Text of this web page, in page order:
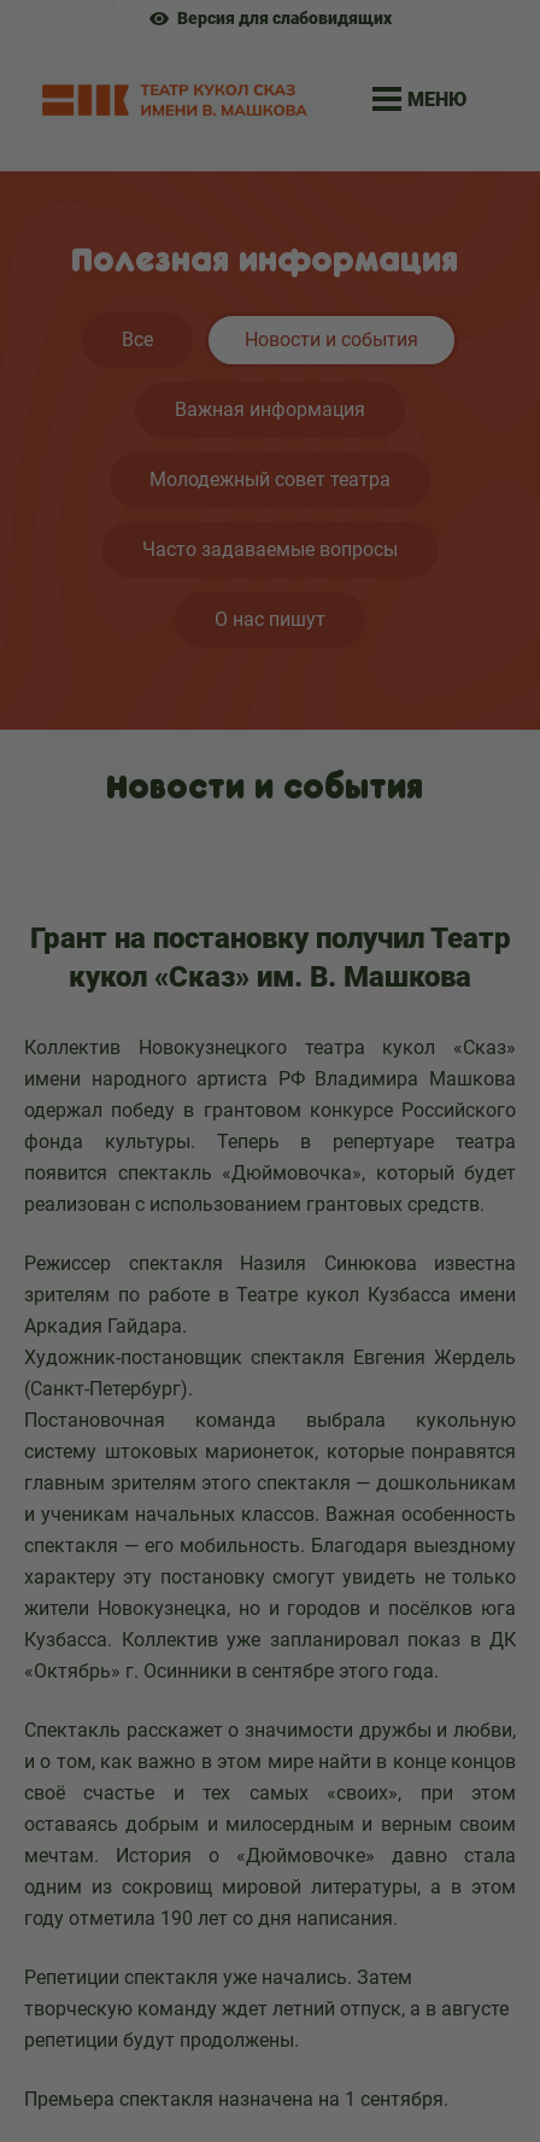
Версия для слабовидящих
МЕНЮ
Полезная информация
Все Новости и события
Важная информация
Молодежный совет театра
Часто задаваемые вопросы
О нас пишут
Новости и события
Грант на постановку получил Театр
кукол «Сказ» им. В. Машкова
Коллектив Новокузнецкого театра кукол «Сказ»
имени народного артиста РФ Владимира Машкова
одержал победу в грантовом конкурсе Российского
фонда культуры. Теперь в репертуаре театра
появится спектакль «Дюймовочка», который будет
реализован с использованием грантовых средств.
Режиссер спектакля Назиля Синюкова известна
зрителям по работе в Театре кукол Кузбасса имени
Аркадия Гайдара.
Художник-постановщик спектакля Евгения Жердель
(Санкт-Петербург).
Постановочная команда выбрала кукольную
систему штоковых марионеток, которые понравятся
главным зрителям этого спектакля — дошкольникам
и ученикам начальных классов. Важная особенность
спектакля — его мобильность. Благодаря выездному
характеру эту постановку смогут увидеть не только
жители Новокузнецка, но и городов и посёлков юга
Кузбасса. Коллектив уже запланировал показ в ДК
«Октябрь» г. Осинники в сентябре этого года.
Спектакль расскажет о значимости дружбы и любви,
и о том, как важно в этом мире найти в конце концов
своё счастье и тех самых «своих», при этом
оставаясь добрым и милосердным и верным своим
мечтам. История о «Дюймовочке» давно стала
одним из сокровищ мировой литературы, а в этом
году отметила 190 лет со дня написания.
Репетиции спектакля уже начались. Затем
творческую команду ждет летний отпуск, а в августе
репетиции будут продолжены.
Премьера спектакля назначена на 1 сентября.